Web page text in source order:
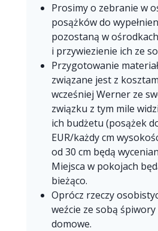
Prosimy o zebranie w
posążków do
pozostaną w
i przywiezienie ich ze
Przygotowanie
związane jest z
wcześniej Werner ze
związku z tym mile
ich budżetu (posążek
EUR/każdy cm
od 30 cm będą
Miejsca w pokojach
bieżąco.
Oprócz rzeczy
weźcie ze sobą
domowe.